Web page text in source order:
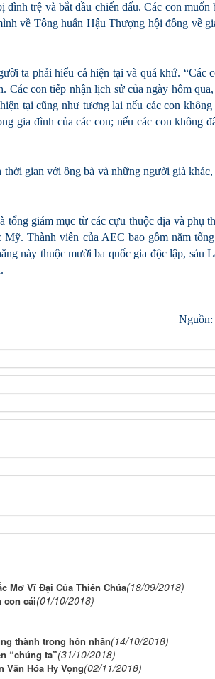
trệ và bắt đầu chiến đấu. Các con muốn
về Tông huấn Hậu Thượng hội đồng về
ta phải hiểu cả hiện tại và quá khứ. “Các
con tiếp nhận lịch sử của ngày hôm
tại cũng như tương lai nếu các con không
gia đình của các con; nếu các con không
gian với ông bà và những người già khác,
giám mục từ các cựu thuộc địa và phụ
Thành viên của AEC bao gồm năm
này thuộc mười ba quốc gia độc lập, sáu
Mơ Vĩ Đại Của Thiên Chúa(18/09/2018)
con cái(01/10/2018)
thành trong hôn nhân(14/10/2018)
“chúng ta”(31/10/2018)
Văn Hóa Hy Vọng(02/11/2018)